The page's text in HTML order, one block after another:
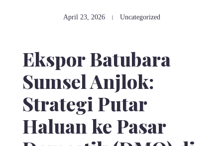
April 23, 2026 Uncategorized
Ekspor Batubara
Sumsel Anjlok:
Strategi Putar
Haluan ke Pasar